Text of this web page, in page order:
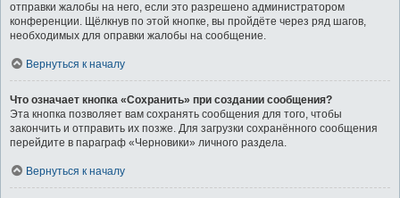
отправки жалобы на него, если это разрешено администратором
конференции. Щёлкнув по этой кнопке, вы пройдёте через ряд шагов,
необходимых для оправки жалобы на сообщение.
Вернуться к началу
Что означает кнопка «Сохранить» при создании сообщения?
Эта кнопка позволяет вам сохранять сообщения для того, чтобы
закончить и отправить их позже. Для загрузки сохранённого сообщения
перейдите в параграф «Черновики» личного раздела.
Вернуться к началу